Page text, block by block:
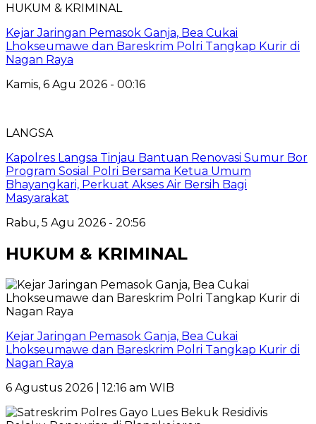
HUKUM & KRIMINAL
Kejar Jaringan Pemasok Ganja, Bea Cukai
Lhokseumawe dan Bareskrim Polri Tangkap Kurir di
Nagan Raya
Kamis, 6 Agu 2026 - 00:16
LANGSA
Kapolres Langsa Tinjau Bantuan Renovasi Sumur Bor
Program Sosial Polri Bersama Ketua Umum
Bhayangkari, Perkuat Akses Air Bersih Bagi
Masyarakat
Rabu, 5 Agu 2026 - 20:56
HUKUM & KRIMINAL
Kejar Jaringan Pemasok Ganja, Bea Cukai
Lhokseumawe dan Bareskrim Polri Tangkap Kurir di
Nagan Raya
6 Agustus 2026 | 12:16 am WIB